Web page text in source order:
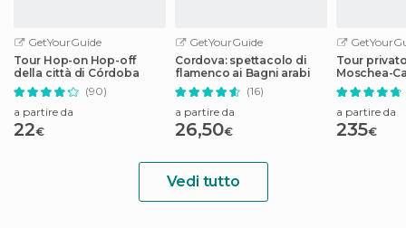
GetYourGuide
Tour Hop-on Hop-off
della città di Córdoba
(90)
a partire da
22€
GetYourGuide
Cordova: spettacolo di
flamenco ai Bagni arabi
(16)
a partire da
26,50€
Tour
Moschea-
quartiere
a partire da
235€
Vedi tutto